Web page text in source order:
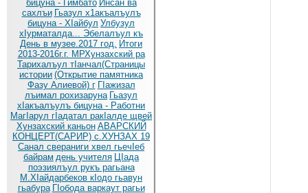
бицуна - Гимбато Инсан ва
сахлъи Гьазул х1акъалъулъ
бицуна - ХIайбул Улбузул
хIурматалда... Эбелалъул къ
День в музее.2017 год. Итоги
2013-2016г.г. МРХунзахский ра
Тарихалъул тIанчал(Страницы
истории (Открытие памятника
Фазу Алиевой) г ГIажизал
лъимал рохизаруна Гьазул
хIакъалъулъ бицуна - Работни
МагIарул гIадатал ракIалде щвей
Хунзахский каньон АВАРСКИЙ
КОНЦЕРТ(САРИР) с.ХУНЗАХ 19
Санал свераниги хвел гьечIеб
байрам день учителя ЦIада
поэзиялъул рукъ рагьана
М.ХIайдарбеков кIодо гьавун
гьабура ГIобода варкаут рагьи